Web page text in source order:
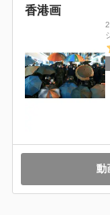
香港画
動